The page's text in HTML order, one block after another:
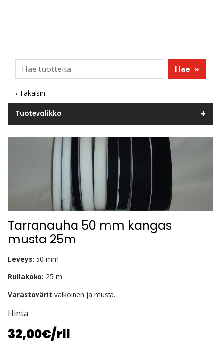
Hae »
‹ Takaisin
Tuotevalikko
Tarranauha 50 mm kangas
musta 25m
Leveys: 50 mm
Rullakoko: 25 m
Varastovärit valkoinen ja musta.
Hinta
32,00€/rll